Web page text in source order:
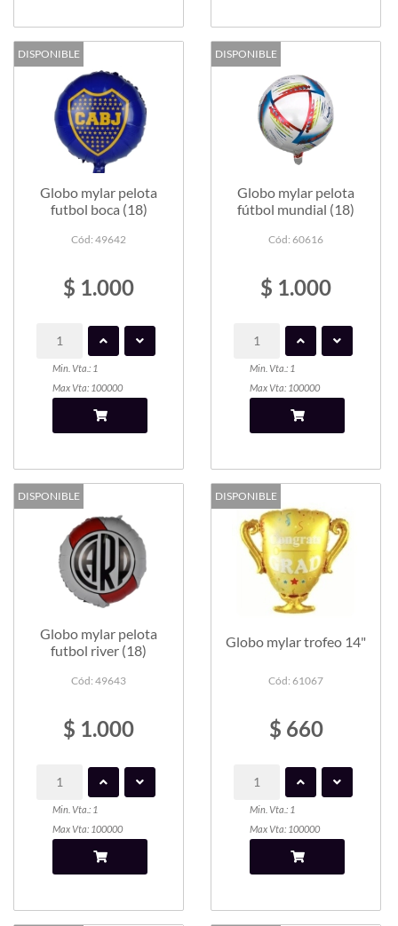
DISPONIBLE
Globo mylar pelota
futbol boca (18)
Cód: 49642
$ 1.000
Min. Vta.: 1
Max Vta: 100000
DISPONIBLE
Globo mylar pelota
fútbol mundial (18)
Cód: 60616
$ 1.000
Min. Vta.: 1
Max Vta: 100000
DISPONIBLE
Globo mylar pelota
futbol river (18)
Cód: 49643
$ 1.000
Min. Vta.: 1
Max Vta: 100000
DISPONIBLE
Globo mylar trofeo 14"
Cód: 61067
$ 660
Min. Vta.: 1
Max Vta: 100000